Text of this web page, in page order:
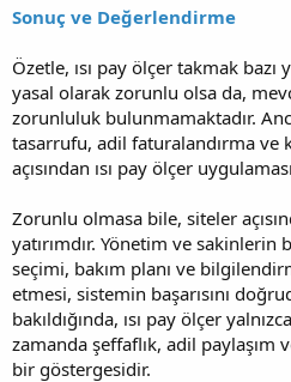
Sonuç ve Değerlendirme
Özetle, ısı pay ölçer takmak
yasal olarak zorunlu olsa da,
zorunluluk bulunmamaktadır.
tasarrufu, adil faturalandırma ve
açısından ısı pay ölçer
Zorunlu olmasa bile, siteler
yatırımdır. Yönetim ve sakinlerin
seçimi, bakım planı ve
etmesi, sistemin başarısını
bakıldığında, ısı pay ölçer
zamanda şeffaflık, adil
bir göstergesidir.